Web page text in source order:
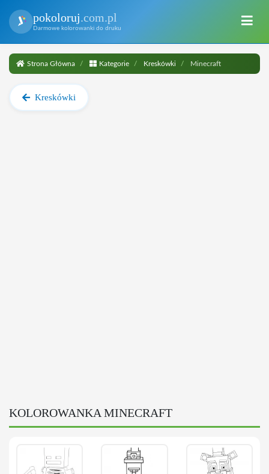
pokoloruj.com.pl
Darmowe kolorowanki do druku
Strona Główna Kategorie Kreskówki Minecraft
Kreskówki
KOLOROWANKA MINECRAFT